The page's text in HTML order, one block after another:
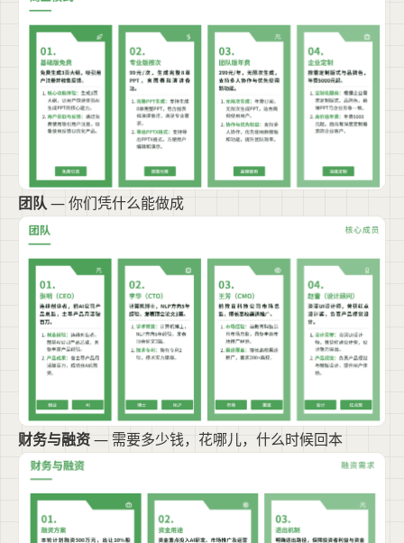
团队— 你们凭什么能做成
财务与融资— 需要多少钱，花哪儿，什么时候回本